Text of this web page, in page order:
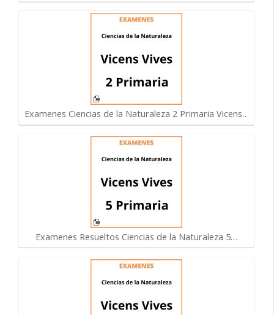
Examenes Ciencias de la Naturaleza 2 Primaria Vicens…
Examenes Resueltos Ciencias de la Naturaleza 5…